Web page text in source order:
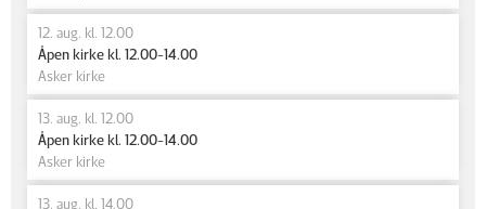
12. aug. kl. 12.00
Åpen kirke kl. 12.00-14.00
Asker kirke
13. aug. kl. 12.00
Åpen kirke kl. 12.00-14.00
Asker kirke
13. aug. kl. 14.00